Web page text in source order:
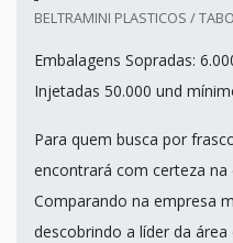
BELTRAMINI PLASTICOS /
Embalagens Sopradas:
Injetadas 50.000 und
Para quem busca por
encontrará com certeza
Comparando na empresa
descobrindo a líder da área